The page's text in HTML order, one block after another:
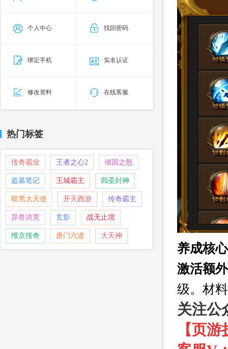
个人中心 找回密码
绑定手机 实名认证
修改资料 在线客服
热门标签
传奇霸业 王者之心2 倾国之怒
盗墓笔记 王城霸主 四圣封神
暗黑大天使 开天西游 传奇霸主
异兽洪荒 玄影 战无止境
维京传奇 唐门六道 大天神
养成核
激活额
级。材
关注公
【页